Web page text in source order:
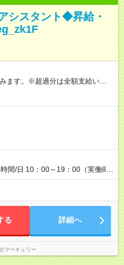
シスタント◆昇給・
ます。※超過分は全額支給いたし
／月 みなし残業時間 10時間／月
規程により決定します。 ーー
事での成果にあわせて昇給しま
長の裁量でさらにプラスの昇給
つながる環境です。 【試用
長さ：3ヶ月 雇用形態、給与は
間/日 10：00～19：00（実働8時
。
る 詳細へ
マーキュリー